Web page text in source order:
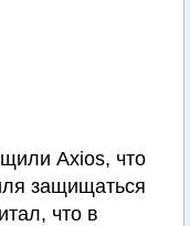
Axios, что
защищаться
что в